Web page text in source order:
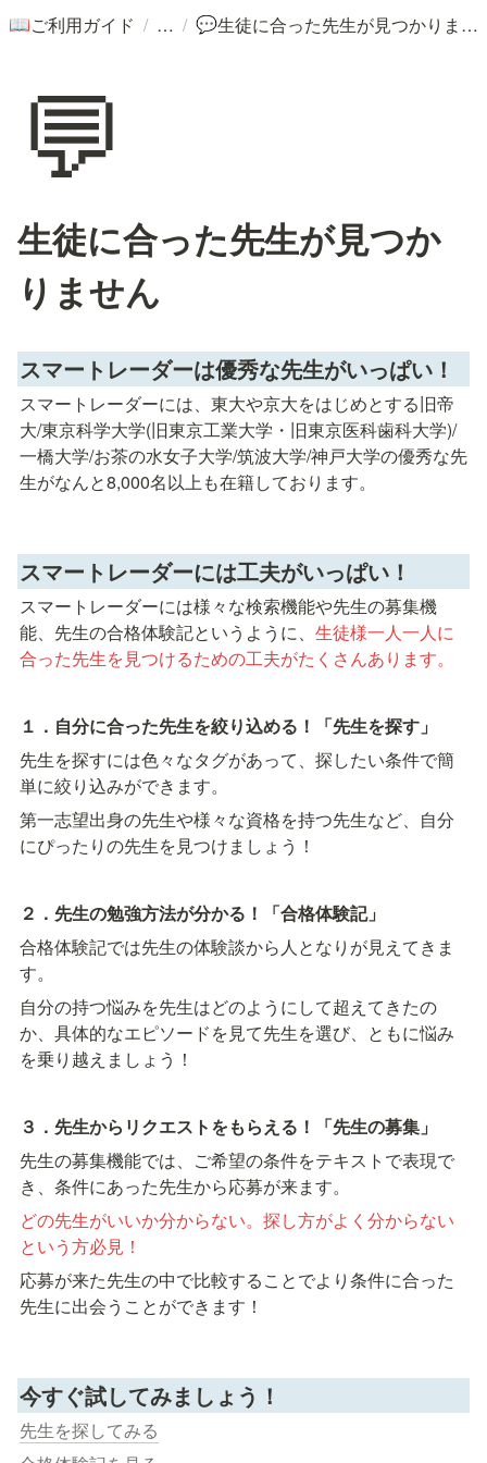
📖ご利用ガイド / / 💬 生徒に合った先生が見つかりません
💬
生徒に合った先生が見つか
りません
スマートレーダーは優秀な先生がいっぱい！
スマートレーダーには、東大や京大をはじめとする旧帝
大/東京科学大学(旧東京工業大学・旧東京医科歯科大学)/
一橋大学/お茶の水女子大学/筑波大学/神戸大学の優秀な先
生がなんと8,000名以上も在籍しております。
スマートレーダーには工夫がいっぱい！
スマートレーダーには様々な検索機能や先生の募集機
能、先生の合格体験記というように、 生徒様一人一人に
合った先生を見つけるための工夫がたくさんあります。
１．自分に合った先生を絞り込める！「先生を探す」
先生を探すには色々なタグがあって、探したい条件で簡
単に絞り込みができます。
第一志望出身の先生や様々な資格を持つ先生など、自分
にぴったりの先生を見つけましょう！
２．先生の勉強方法が分かる！「合格体験記」
合格体験記では先生の体験談から人となりが見えてきま
す。
自分の持つ悩みを先生はどのようにして超えてきたの
か、具体的なエピソードを見て先生を選び、ともに悩み
を乗り越えましょう！
３．先生からリクエストをもらえる！「先生の募集」
先生の募集機能では、ご希望の条件をテキストで表現で
き、条件にあった先生から応募が来ます。
どの先生がいいか分からない。探し方がよく分からない
という方必見！
応募が来た先生の中で比較することでより条件に合った
先生に出会うことができます！
今すぐ試してみましょう！
先生を探してみる